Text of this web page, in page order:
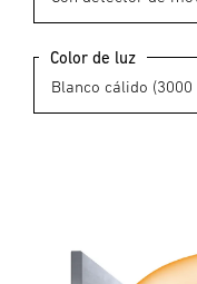
Color de luz